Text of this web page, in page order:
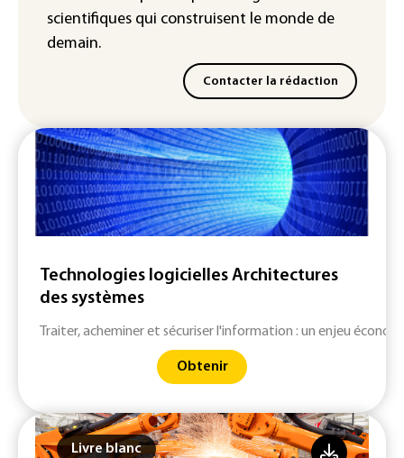
scientifiques qui construisent le monde de
demain.
Contacter la rédaction
Technologies logicielles Architectures
des systèmes
Traiter, acheminer et sécuriser l'information : un enjeu
Obtenir
Livre blanc